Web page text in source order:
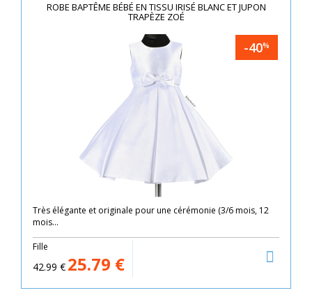
ROBE BAPTÊME BÉBÉ EN TISSU IRISÉ BLANC ET JUPON
TRAPÈZE ZOÉ
-40%
Très élégante et originale pour une cérémonie (3/6 mois, 12
mois...
Fille
42.99 € 25.79 €